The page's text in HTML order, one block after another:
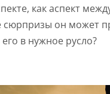
как аспект
сюрпризы он может
в нужное русло?